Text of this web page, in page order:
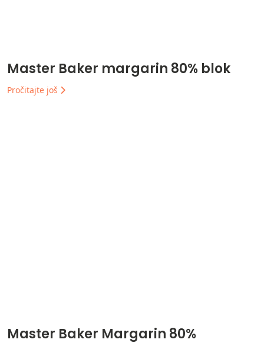
Master Baker margarin 80% blok
Pročitajte još
Master Baker Margarin 80%